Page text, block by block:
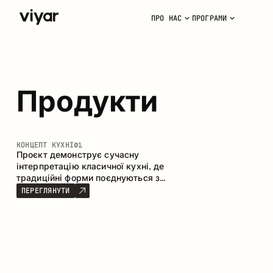
ПРО НАС ПРОГРАМИ
Продукти
КОНЦЕПТ КУХНІ01
Проєкт демонструє сучасну
інтерпретацію класичної кухні, де
традиційні форми поєднуються з
актуальними матеріалами та
стриманою колірною палітрою.
ПЕРЕГЛЯНУТИ